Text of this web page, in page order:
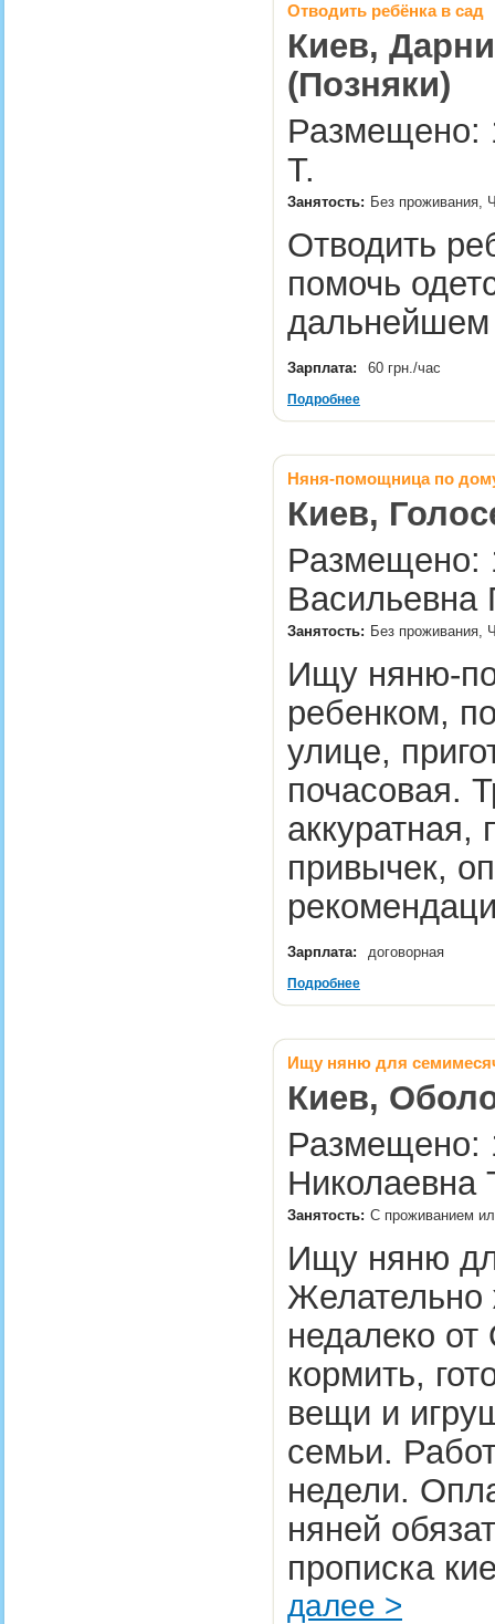
Отводить ребёнка в сад
Киев,
(Позняки)
Размещено:
Т.
Занятость: Без проживания,
Отводить
помочь
Зарплата: 60 грн./час
Подробнее
Няня-помощница по
Киев,
Размещено:
Васильевна
Занятость: Без проживания,
Ищу няню-
ребенком,
улице,
почасовая.
аккуратная,
привычек,
Зарплата: договорная
Подробнее
Ищу няню для
Киев,
Размещено:
Николаевна
Занятость: С проживанием
Ищу няню
недалеко
кормить,
вещи и
семьи.
недели.
няней
прописка
далее >